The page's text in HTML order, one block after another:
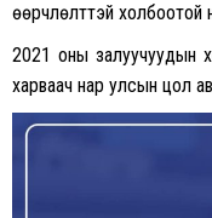
өөрчлөлттэй холбоотой
2021 оны залуучуудын
харваач нар улсын цол